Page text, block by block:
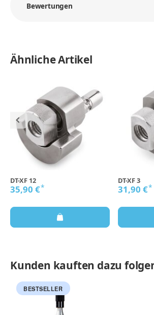
Bewertungen
Ähnliche Artikel
DT-XF 12
35,90 €*
DT-XF 3
31,90 €*
Kunden kauften dazu
BESTSELLER